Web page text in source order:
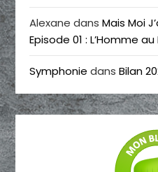
Alexane dansMais Moi
Episode 01 : L’Homme
Symphonie dansBilan